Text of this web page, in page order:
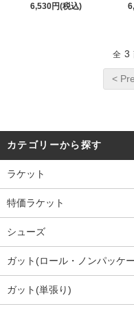
6,530円(税込)
全 3
<
カテゴリーから探す
ラケット
特価ラケット
シューズ
ガット(ロール・ノンパッケ
ガット(単張り)